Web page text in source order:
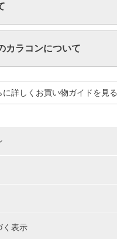
カラコンについて
に詳しくお買い物ガイドを見る
く表示